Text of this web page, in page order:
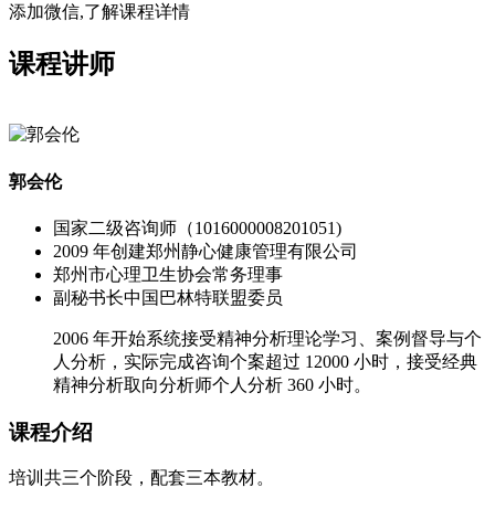
添加微信,了解课程详情
课程讲师
郭会伦
国家二级咨询师（1016000008201051)
2009 年创建郑州静心健康管理有限公司
郑州市心理卫生协会常务理事
副秘书长中国巴林特联盟委员
2006 年开始系统接受精神分析理论学习、案例督导与个
人分析，实际完成咨询个案超过 12000 小时，接受经典
精神分析取向分析师个人分析 360 小时。
课程介绍
培训共三个阶段，配套三本教材。